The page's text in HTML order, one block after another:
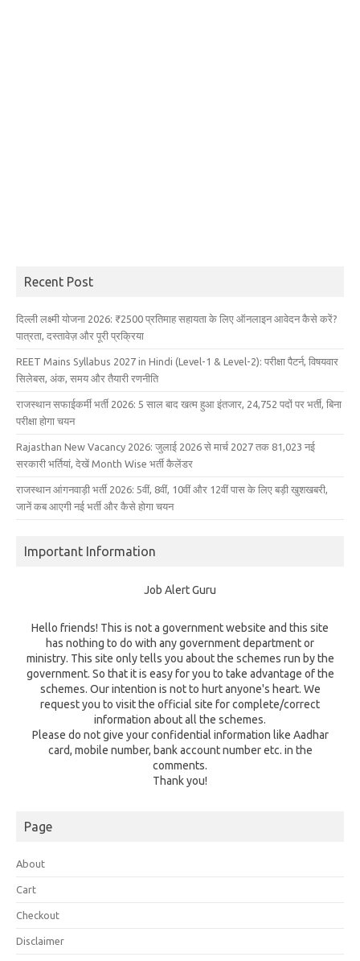
Recent Post
दिल्ली लक्ष्मी योजना 2026: ₹2500 प्रतिमाह सहायता के लिए ऑनलाइन आवेदन कैसे करें?
पात्रता, दस्तावेज़ और पूरी प्रक्रिया
REET Mains Syllabus 2027 in Hindi (Level-1 & Level-2): परीक्षा पैटर्न, विषयवार
सिलेबस, अंक, समय और तैयारी रणनीति
राजस्थान सफाईकर्मी भर्ती 2026: 5 साल बाद खत्म हुआ इंतजार, 24,752 पदों पर भर्ती, बिना
परीक्षा होगा चयन
Rajasthan New Vacancy 2026: जुलाई 2026 से मार्च 2027 तक 81,023 नई
सरकारी भर्तियां, देखें Month Wise भर्ती कैलेंडर
राजस्थान आंगनवाड़ी भर्ती 2026: 5वीं, 8वीं, 10वीं और 12वीं पास के लिए बड़ी खुशखबरी,
जानें कब आएगी नई भर्ती और कैसे होगा चयन
Important Information
Job Alert Guru
Hello friends! This is not a government website and this site
has nothing to do with any government department or
ministry. This site only tells you about the schemes run by the
government. So that it is easy for you to take advantage of the
schemes. Our intention is not to hurt anyone's heart. We
request you to visit the official site for complete/correct
information about all the schemes.
Please do not give your confidential information like Aadhar
card, mobile number, bank account number etc. in the
comments.
Thank you!
Page
About
Cart
Checkout
Disclaimer